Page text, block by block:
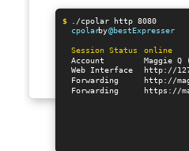
$ node app.js
Serving app.js port 8080
$ /cpolar http 8080
cpolarby@bestExpresser
Session Status online
Account
Maggie
Web Interface
http://
Forwarding
http://
Forwarding
https://